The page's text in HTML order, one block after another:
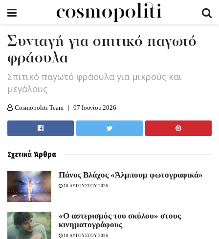
Συνταγή για σπιτικό παγωτό
φράουλα
Σπιτικό παγωτό φράουλα για μικρούς και
μεγάλους
Cosmopoliti Team 07 Ιουνίου 2026
Σχετικά Άρθρα
Πάνος Βλάχος «Άλμπουμ φωτογραφικά»
10 ΑΥΓΟΥΣΤΟΥ 2026
«Ο αστερισμός του σκύλου» στους
κινηματογράφους
10 ΑΥΓΟΥΣΤΟΥ 2026